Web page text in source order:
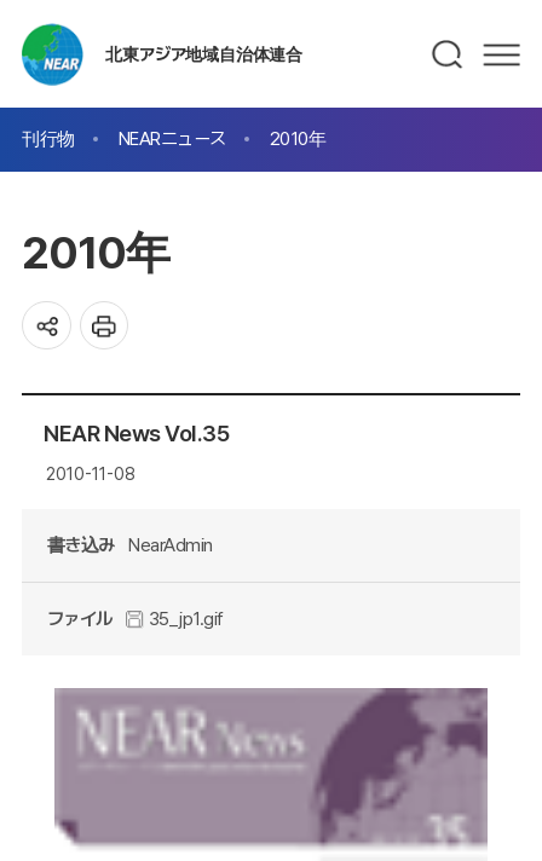
北東アジア地域自治体連合
刊行物 NEARニュース 2010年
2010年
NEAR News Vol.35
2010-11-08
書き込み NearAdmin
ファイル 35_jp1.gif